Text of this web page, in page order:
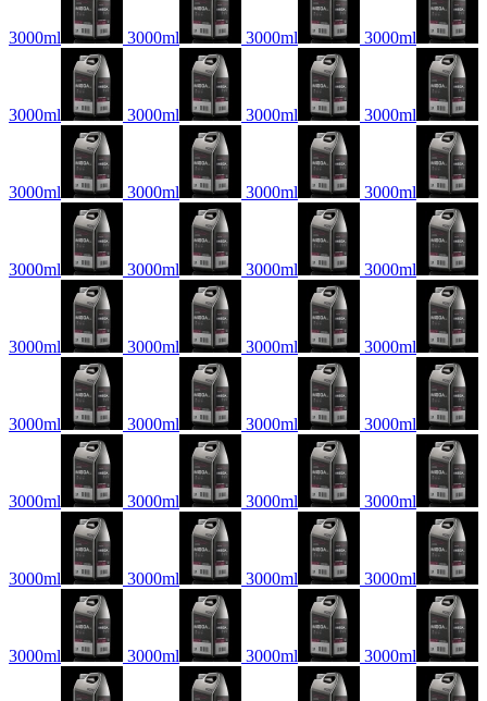
3000ml 3000ml 3000ml 3000ml
3000ml 3000ml 3000ml 3000ml
3000ml 3000ml 3000ml 3000ml
3000ml 3000ml 3000ml 3000ml
3000ml 3000ml 3000ml 3000ml
3000ml 3000ml 3000ml 3000ml
3000ml 3000ml 3000ml 3000ml
3000ml 3000ml 3000ml 3000ml
3000ml 3000ml 3000ml 3000ml